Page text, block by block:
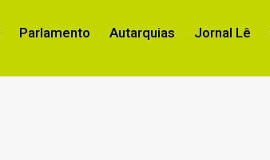
Parlamento Autarquias Jornal Lê